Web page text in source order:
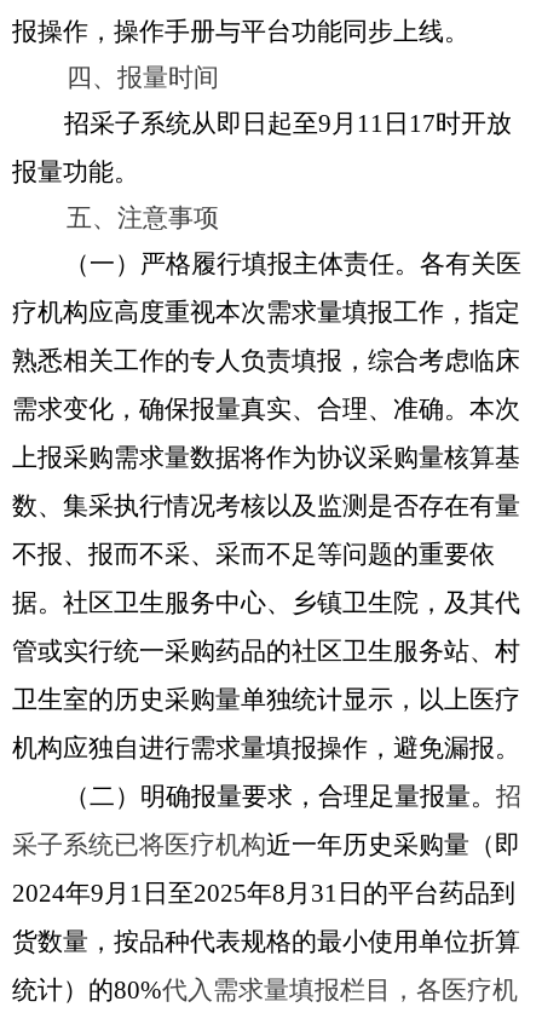
报操作，操作手册与平台功能同步上线。
四、报量时间
招采子系统从即日起至9月11日17时开放
报量功能。
五、注意事项
（一）严格履行填报主体责任。 各有关医
疗机构应高度重视本次需求量填报工作，指定
熟悉相关工作的专人负责填报，综合考虑临床
需求变化，确保报量真实、合理、准确。本次
上报采购需求量数据将作为协议采购量核算基
数、集采执行情况考核以及监测是否存在有量
不报、报而不采、采而不足等问题的重要依
据。社区卫生服务中心、乡镇卫生院，及其代
管或实行统一采购药品的社区卫生服务站、村
卫生室的历史采购量单独统计显示，以上医疗
机构应独自进行需求量填报操作，避免漏报。
（二）明确报量要求，合理足量报量。 招
采子系统已将医疗机构近一年历史采购量（即
2024年9月1日至2025年8月31日的平台药品到
货数量，按品种代表规格的最小使用单位折算
统计）的80%代入需求量填报栏目，各医疗机